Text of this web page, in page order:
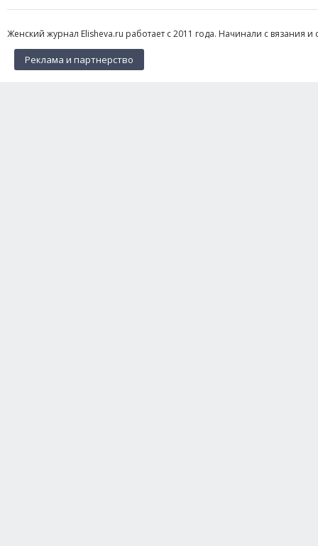
Женский журнал Elisheva.ru работает с 2011 года. Начинали с вязания
Реклама и партнерство